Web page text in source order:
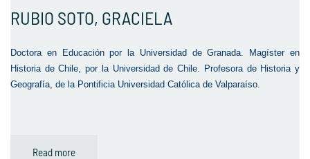
RUBIO SOTO, GRACIELA
Doctora en Educación por la Universidad de Granada. Magíster en
Historia de Chile, por la Universidad de Chile. Profesora de Historia y
Geografía, de la Pontificia Universidad Católica de Valparaíso.
Read more